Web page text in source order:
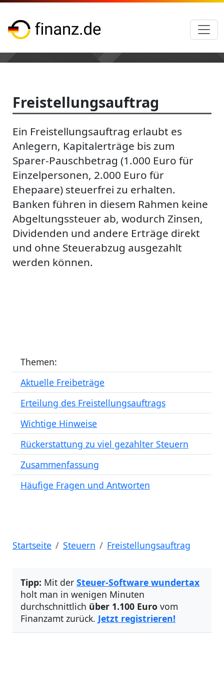
Freistellungsauftrag
Ein Freistellungsauftrag erlaubt es
Anlegern, Kapitalerträge bis zum
Sparer-Pauschbetrag (1.000 Euro für
Einzelpersonen, 2.000 Euro für
Ehepaare) steuerfrei zu erhalten.
Banken führen in diesem Rahmen keine
Abgeltungssteuer ab, wodurch Zinsen,
Dividenden und andere Erträge direkt
und ohne Steuerabzug ausgezahlt
werden können.
Themen:
Aktuelle Freibeträge
Erteilung des Freistellungsauftrags
Wichtige Hinweise
Rückerstattung zu viel gezahlter Steuern
Zusammenfassung
Häufige Fragen und Antworten
Startseite Steuern Freistellungsauftrag
Tipp: Mit der Steuer-Software wundertax
holt man in wenigen Minuten
durchschnittlich über 1.100 Euro vom
Finanzamt zurück. Jetzt registrieren!